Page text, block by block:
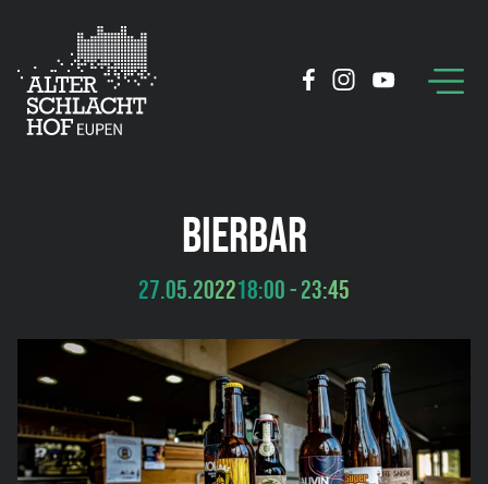
BIERBAR
27.05.202218:00 - 23:45